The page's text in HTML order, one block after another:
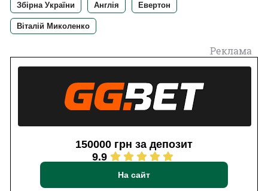
Збірна України Англія Евертон
Віталій Миколенко
Реклама
150000 грн за депозит
9.9
На сайт